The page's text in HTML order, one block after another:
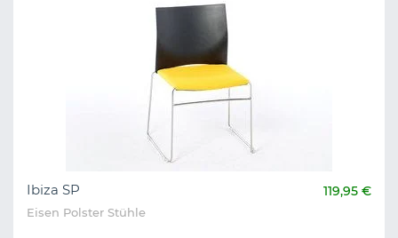
Ibiza SP 119,95 €
Eisen Polster Stühle